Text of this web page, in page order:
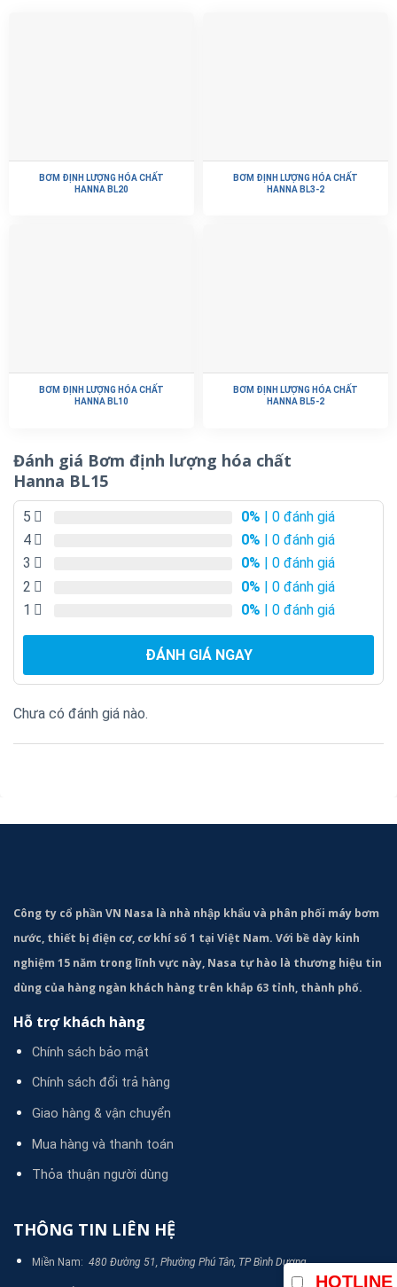
BƠM ĐỊNH LƯỢNG HÓA CHẤT
HANNA BL20
BƠM ĐỊNH LƯỢNG HÓA CHẤT
HANNA BL3-2
BƠM ĐỊNH LƯỢNG HÓA CHẤT
HANNA BL10
BƠM ĐỊNH LƯỢNG HÓA CHẤT
HANNA BL5-2
Đánh giá Bơm định lượng hóa chất
Hanna BL15
5 0% | 0 đánh giá
4
0% | 0 đánh giá
3
0% | 0 đánh giá
2
0% | 0 đánh giá
1
0% | 0 đánh giá
ĐÁNH GIÁ NGAY
Chưa có đánh giá nào.
Công ty cổ phần VN Nasa là nhà nhập khẩu và phân phối máy bơm
nước, thiết bị điện cơ, cơ khí số 1 tại Việt Nam. Với bề dày kinh
nghiệm 15 năm trong lĩnh vực này, Nasa tự hào là thương hiệu tin
dùng của hàng ngàn khách hàng trên khắp 63 tỉnh, thành phố.
Hỗ trợ khách hàng
Chính sách bảo mật
Chính sách đổi trả hàng
Giao hàng & vận chuyển
Mua hàng và thanh toán
Thỏa thuận người dùng
THÔNG TIN LIÊN HỆ
Miền Nam: 480 Đường 51, Phường Phú Tân, TP Bình Dương
HOTLINE